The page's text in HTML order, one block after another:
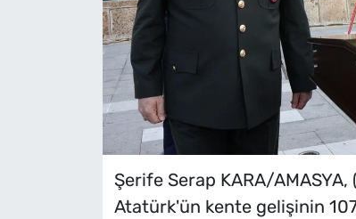
Şerife Serap KARA/
Atatürk'ün kente gelişinin